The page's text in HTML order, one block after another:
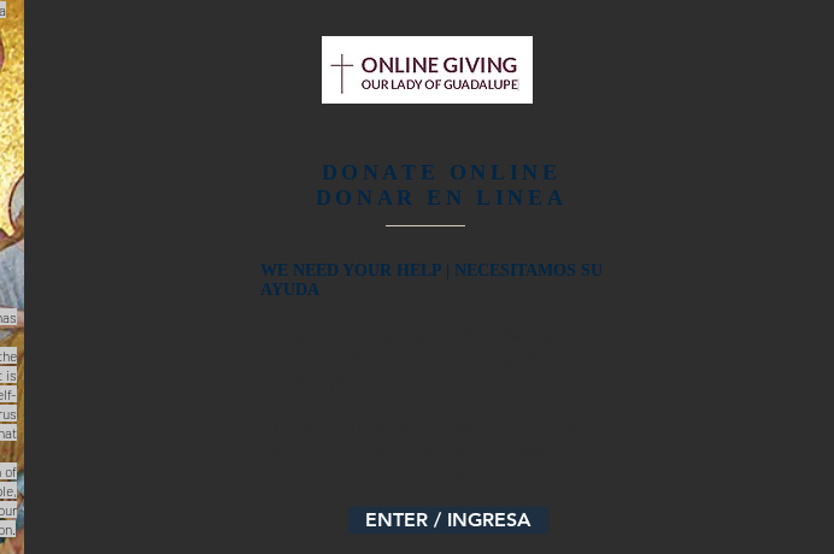
is
of
DONATE ONLINE
DONAR EN LINEA
WE NEED YOUR HELP | NECESITAMOS SU
AYUDA
ENTER / INGRESA